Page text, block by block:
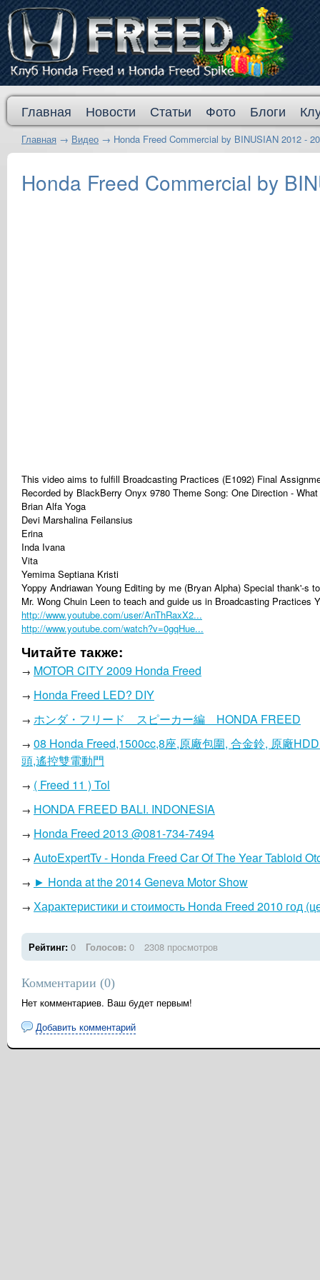
Главная Новости Статьи Фото Блоги
Главная → Видео → Honda Freed Commercial by BINUSIAN 2012 -
Honda Freed Commercial by
This video aims to fulfill Broadcasting Practices (E1092) Final
Recorded by BlackBerry Onyx 9780 Theme Song: One Direction -
Brian Alfa Yoga
Devi Marshalina Feilansius
Erina
Inda Ivana
Vita
Yemima Septiana Kristi
Yoppy Andriawan Young Editing by me (Bryan Alpha) Special thank'-s
Mr. Wong Chuin Leen to teach and guide us in Broadcasting Practices
http://www.youtube.com/user/AnThRaxX2...
http://www.youtube.com/watch?v=0gqHue...
Читайте также:
→ MOTOR CITY 2009 Honda Freed
→ Honda Freed LED? DIY
→ ホンダ・フリード スピーカー編 HONDA FREED
→ 08 Honda Freed,1500cc,8座,原廠包圍, 合金鈴, 原廠
頭,遙控雙電動門
→ ( Freed 11 ) Tol
→ HONDA FREED BALI. INDONESIA
→ Honda Freed 2013 @081-734-7494
→ AutoExpertTv - Honda Freed Car Of The Year Tabloid
→ ► Honda at the 2014 Geneva Motor Show
→ Характеристики и стоимость Honda Freed 2010 год
Рейтинг: 0 Голосов: 0 2308 просмотров
Комментарии (0)
Нет комментариев. Ваш будет первым!
Добавить комментарий